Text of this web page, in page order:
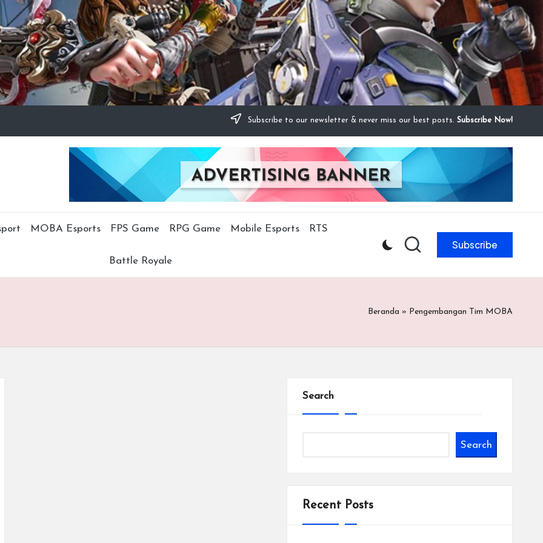
Subscribe to our newsletter & never miss our best posts. Subscribe Now!
MOBA Esports FPS Game RPG Game Mobile Esports RTS
Battle Royale
Subscribe
Beranda » Pengembangan Tim MOBA
Search
Search
Recent Posts